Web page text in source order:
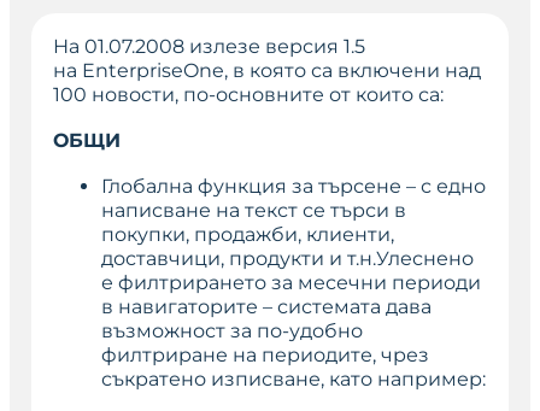
На 01.07.2008 излезе версия 1.5
на EnterpriseOne, в която са включени над
100 новости, по-основните от които са:
ОБЩИ
Глобална функция за търсене – с едно
написване на текст се търси в
покупки, продажби, клиенти,
доставчици, продукти и т.н.Улеснено
е филтрирането за месечни периоди
в навигаторите – системата дава
възможност за по-удобно
филтриране на периодите, чрез
съкратено изписване, като например: